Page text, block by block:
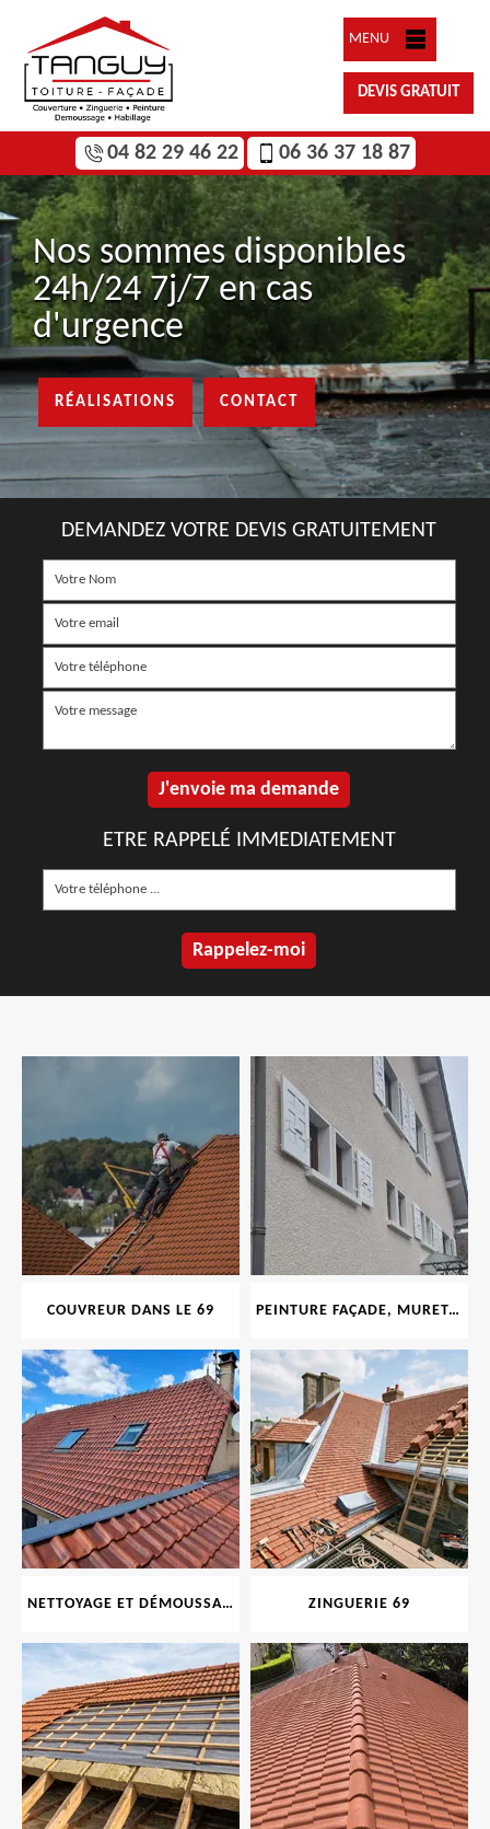
MENU
DEVIS GRATUIT
04 82 29 46 22 06 36 37 18 87
Nos sommes disponibles
24h/24 7j/7 en cas
d'urgence
RÉALISATIONS CONTACT
DEMANDEZ VOTRE DEVIS GRATUITEMENT
ETRE RAPPELÉ IMMEDIATEMENT
COUVREUR DANS LE 69 PEINTURE FAÇADE, MURET, TOITURE, BOISERIE, FERRONERIE, GOUTTIÈRE 69
NETTOYAGE ET DÉMOUSSAGE DE TOITURE ET FAÇADE 69 ZINGUERIE 69